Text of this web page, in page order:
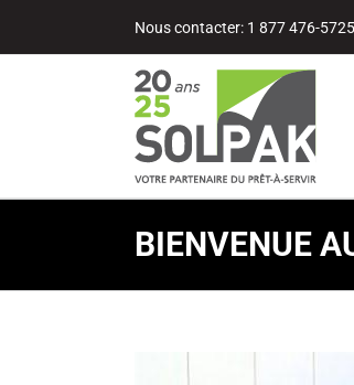
contenu
Nous contacter: 1 877 476-5725
BIENVENUE